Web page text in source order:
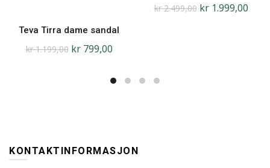
Teva Tirra dame sandal
kr1.199,00 kr799,00
kr2.499,00 kr1.999,00
KONTAKTINFORMASJON